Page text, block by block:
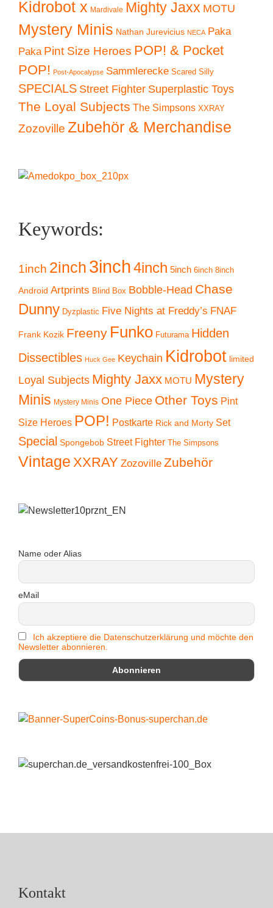
Kidrobot x Mardivale Mighty Jaxx MOTU
Mystery Minis Nathan Jurevicius NECA Paka
Paka Pint Size Heroes POP! & Pocket
POP! Post-Apocalypse Sammlerecke Scared Silly
SPECIALS Street Fighter Superplastic Toys
The Loyal Subjects The Simpsons XXRAY
Zozoville Zubehör & Merchandise
Keywords:
1inch 2inch 3inch4inch 5inch 6inch 8inch
Android Artprints Blind Box Bobble-Head Chase
Dunny Dyzplastic Five Nights at Freddy’s FNAF
Frank Kozik Freeny Funko Futurama Hidden
Dissectibles Huck Gee Keychain Kidrobot limited
Loyal Subjects Mighty Jaxx MOTU Mystery
Minis Mystery Minis One Piece Other Toys Pint
Size Heroes POP! Postkarte Rick and Morty Set
Special Spongebob Street Fighter The Simpsons
Vintage XXRAY Zozoville Zubehör
Name oder Alias
eMail
Ich akzeptiere die Datenschutzerklärung und möchte den
Newsletter abonnieren.
Kontakt